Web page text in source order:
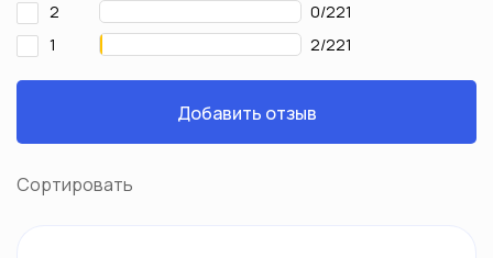
Сортировать
2
0/221
1
2/221
Добавить отзыв